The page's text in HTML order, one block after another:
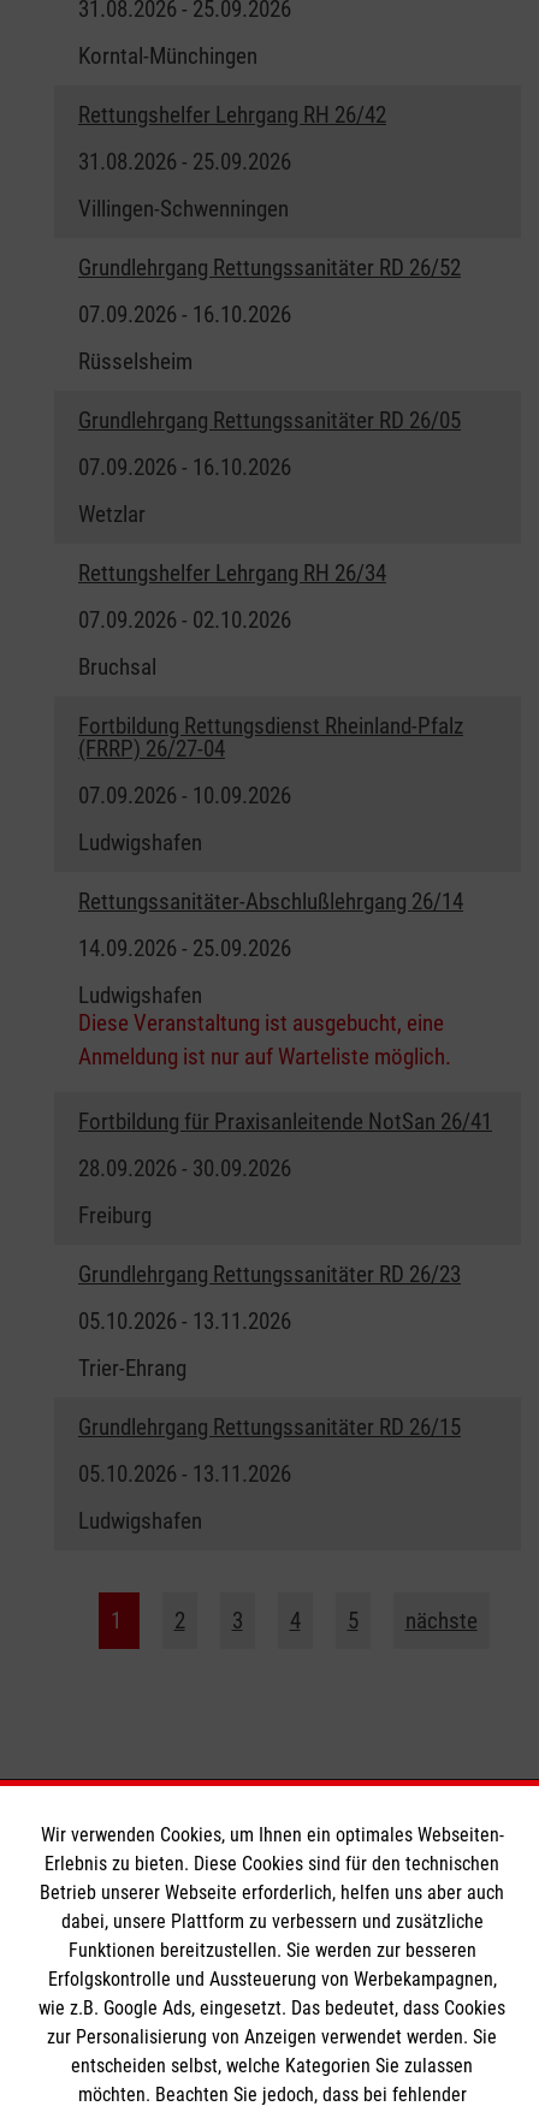
31.08.2026 - 25.09.2026
Korntal-Münchingen
Rettungshelfer Lehrgang RH 26/42
31.08.2026 - 25.09.2026
Villingen-Schwenningen
Grundlehrgang Rettungssanitäter RD 26/52
07.09.2026 - 16.10.2026
Rüsselsheim
Grundlehrgang Rettungssanitäter RD 26/05
07.09.2026 - 16.10.2026
Wetzlar
Rettungshelfer Lehrgang RH 26/34
07.09.2026 - 02.10.2026
Bruchsal
Fortbildung Rettungsdienst Rheinland-Pfalz
(FRRP) 26/27-04
07.09.2026 - 10.09.2026
Ludwigshafen
Rettungssanitäter-Abschlußlehrgang 26/14
14.09.2026 - 25.09.2026
Ludwigshafen
Diese Veranstaltung ist ausgebucht, eine
Anmeldung ist nur auf Warteliste möglich.
Fortbildung für Praxisanleitende NotSan 26/41
28.09.2026 - 30.09.2026
Freiburg
Grundlehrgang Rettungssanitäter RD 26/23
05.10.2026 - 13.11.2026
Trier-Ehrang
Grundlehrgang Rettungssanitäter RD 26/15
05.10.2026 - 13.11.2026
Ludwigshafen
1 2 3 4 5 nächste
Bildungszentrum Rettungsdienst
Unsere Kurse
Notfallsanitäter
Rettungssanitäter
Freiwilligendienst
Forschung & Internationale Projekte
Informationen
Wir verwenden Cookies, um Ihnen ein optimales Webseiten-
Erlebnis zu bieten. Diese Cookies sind für den technischen
Betrieb unserer Webseite erforderlich, helfen uns aber auch
dabei, unsere Plattform zu verbessern und zusätzliche
Funktionen bereitzustellen. Sie werden zur besseren
Erfolgskontrolle und Aussteuerung von Werbekampagnen,
wie z.B. Google Ads, eingesetzt. Das bedeutet, dass Cookies
zur Personalisierung von Anzeigen verwendet werden. Sie
entscheiden selbst, welche Kategorien Sie zulassen
möchten. Beachten Sie jedoch, dass bei fehlender